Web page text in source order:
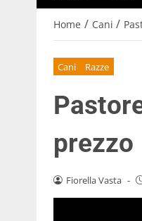
Home / Cani /
Cani Razze
prezzo
Fiorella Vasta -